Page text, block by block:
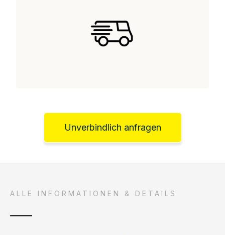
Unverbindlich anfragen
ALLE INFORMATIONEN & DETAILS